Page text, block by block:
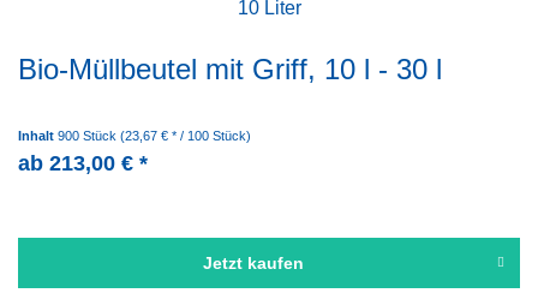
Bio-Müllbeutel mit Griff, 10 l - 30 l
Inhalt 900 Stück (23,67 € * / 100 Stück)
ab 213,00 € *
Jetzt kaufen